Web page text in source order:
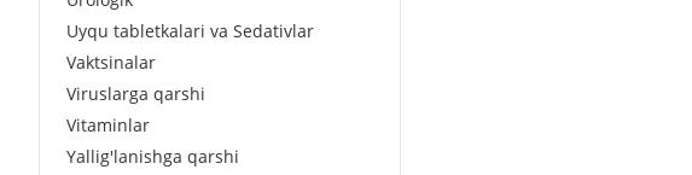
Uyqu tabletkalari va Sedativlar
Vaktsinalar
Viruslarga qarshi
Vitaminlar
Yallig'lanishga qarshi